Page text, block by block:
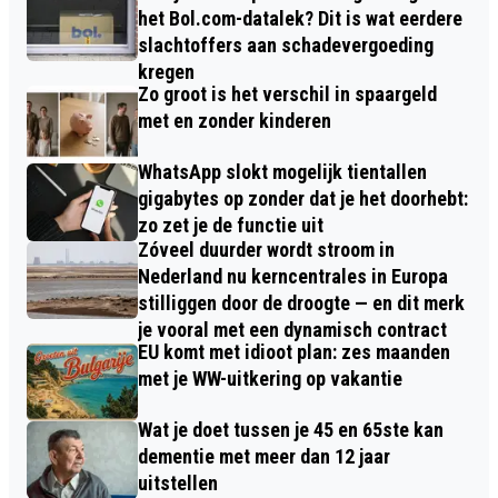
het Bol.com-datalek? Dit is wat eerdere
slachtoffers aan schadevergoeding
kregen
Zo groot is het verschil in spaargeld
met en zonder kinderen
WhatsApp slokt mogelijk tientallen
gigabytes op zonder dat je het doorhebt:
zo zet je de functie uit
Zóveel duurder wordt stroom in
Nederland nu kerncentrales in Europa
stilliggen door de droogte — en dit merk
je vooral met een dynamisch contract
EU komt met idioot plan: zes maanden
met je WW-uitkering op vakantie
Wat je doet tussen je 45 en 65ste kan
dementie met meer dan 12 jaar
uitstellen